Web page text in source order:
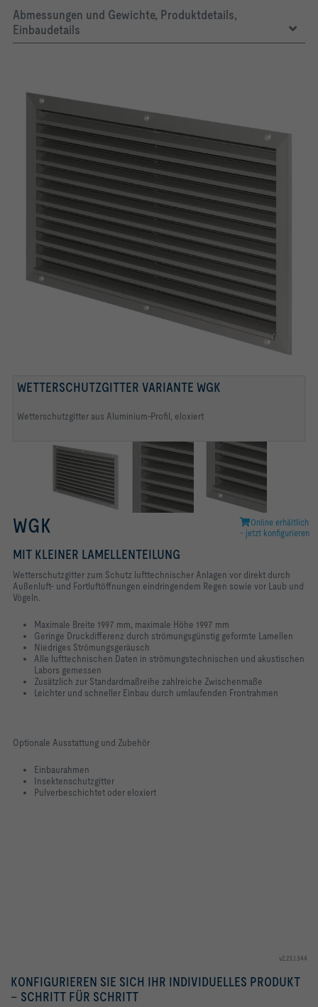
Abmessungen und Gewichte, Produktdetails,
Einbaudetails
WETTERSCHUTZGITTER VARIANTE WGK
Wetterschutzgitter aus Aluminium-Profil, eloxiert
FELDLAMELLEN
Feldlamellen
UNTERE ABSCHLUSSLAMELLE
Untere Abschlusslamelle
Online erhältlich
- jetzt konfigurieren
WGK
MIT KLEINER LAMELLENTEILUNG
Wetterschutzgitter zum Schutz lufttechnischer Anlagen vor direkt durch
Außenluft- und Fortluftöffnungen eindringendem Regen sowie vor Laub und
Vögeln.
Maximale Breite 1997 mm, maximale Höhe 1997 mm
Geringe Druckdifferenz durch strömungsgünstig geformte Lamellen
Niedriges Strömungsgeräusch
Alle lufttechnischen Daten in strömungstechnischen und akustischen
Labors gemessen
Zusätzlich zur Standardmaßreihe zahlreiche Zwischenmaße
Leichter und schneller Einbau durch umlaufenden Frontrahmen
Optionale Ausstattung und Zubehör
Einbaurahmen
Insektenschutzgitter
Pulverbeschichtet oder eloxiert
v2.23.1.344
KONFIGURIEREN SIE SICH IHR INDIVIDUELLES PRODUKT
– SCHRITT FÜR SCHRITT